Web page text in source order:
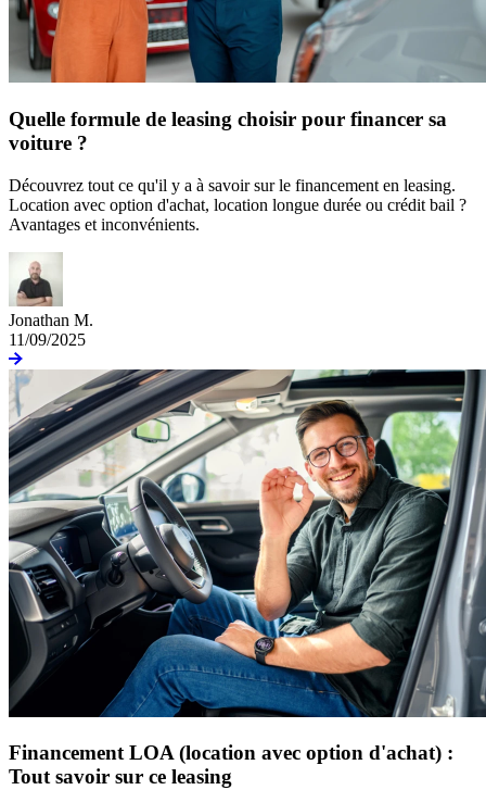
Quelle formule de leasing choisir pour financer sa
voiture ?
Découvrez tout ce qu'il y a à savoir sur le financement en leasing.
Location avec option d'achat, location longue durée ou crédit bail ?
Avantages et inconvénients.
Jonathan M.
11/09/2025
Financement LOA (location avec option d'achat) :
Tout savoir sur ce leasing